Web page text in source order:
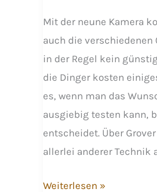
Mit der neune Kamera
auch die verschiedenen
in der Regel kein
die Dinger kosten
es, wenn man das
ausgiebig testen kann,
entscheidet. Über
allerlei anderer Technik
Das
Weiterlesen »